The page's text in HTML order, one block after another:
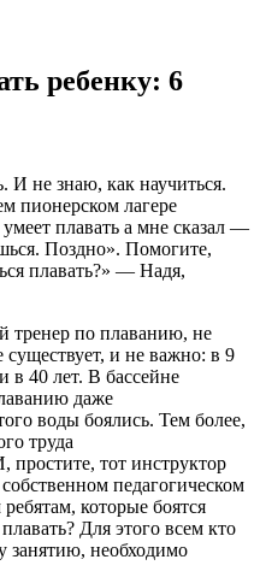
ребенку: 6
И не знаю, как научиться.
пионерском лагере
плавать а мне сказал —
Поздно». Помогите,
плавать?» — Надя,
тренер по плаванию, не
и не важно: в 9
в 40 лет. В бассейне
даже
воды боялись. Тем более,
труда
тот инструктор
педагогическом
которые боятся
Для этого всем кто
занятию, необходимо